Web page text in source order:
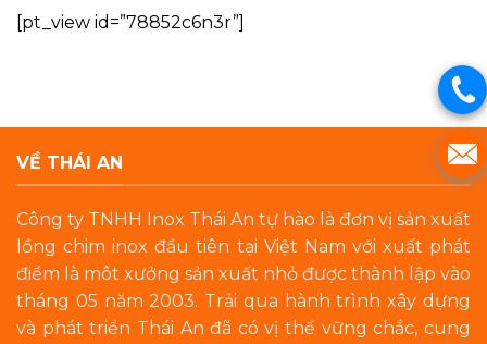
[pt_view id=”78852c6n3r”]
VỀ THÁI AN
Công ty TNHH Inox Thái An tự hào là đơn vị sản xuất
lồng chim inox đầu tiên tại Việt Nam với xuất phát
điểm là môt xưởng sản xuất nhỏ được thành lập vào
tháng 05 năm 2003. Trải qua hành trình xây dựng
và phát triển Thái An đã có vị thế vững chắc, cung